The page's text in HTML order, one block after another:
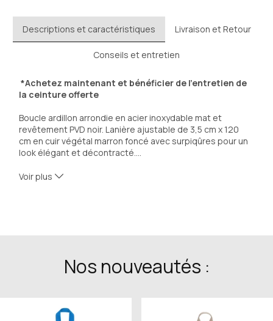
Descriptions et caractéristiques Livraison et Retour
Conseils et entretien
*Achetez maintenant et bénéficier de l'entretien de
la ceinture offerte
Boucle ardillon arrondie en acier inoxydable mat et
revêtement PVD noir. Lanière ajustable de 3,5 cm x 120
cm en cuir végétal marron foncé avec surpiqûres pour un
look élégant et décontracté
Ident. n°: 126038
Voir plus
Nos nouveautés :